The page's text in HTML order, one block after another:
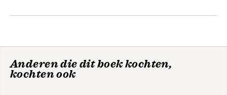
Deel II: Aansprakelijkheid voor personen en zaken
Anderen die dit boek kochten,
kochten ook